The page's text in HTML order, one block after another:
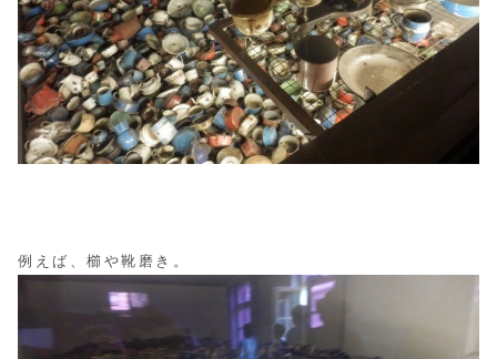
例えば、櫛や靴磨き。